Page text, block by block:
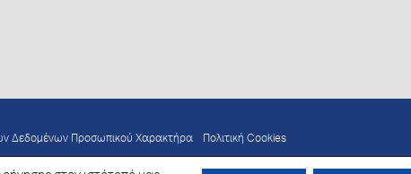
Δεδομένων Προσωπικού Χαρακτήρα Πολιτική Cookies